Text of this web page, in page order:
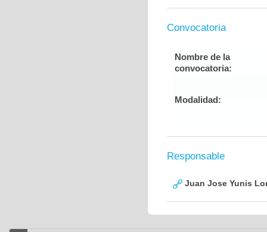
Convocatoria
Nombre de la
convocatoria:
Modalidad:
Responsable
Juan Jose Yunis